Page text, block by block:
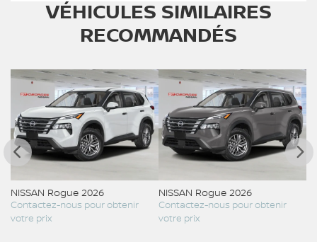
VÉHICULES SIMILAIRES
RECOMMANDÉS
NISSAN Rogue 2026
Contactez-nous pour obtenir
votre prix
NISSAN Rogue 2026
Contactez-nous pour obtenir
votre prix